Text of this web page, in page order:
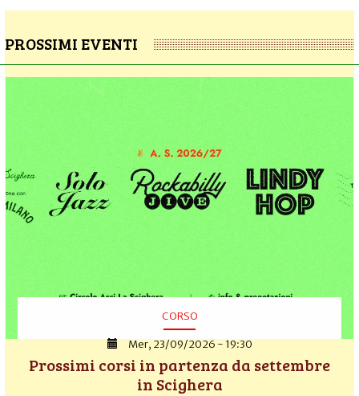
PROSSIMI EVENTI
CORSO
Mer, 23/09/2026 - 19:30
Prossimi corsi in partenza da settembre
in Scighera